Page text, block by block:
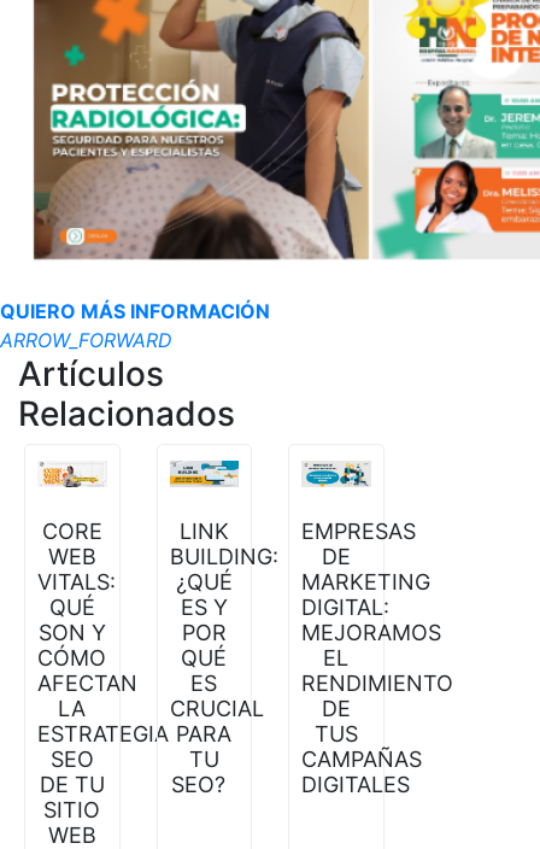
QUIERO MÁS INFORMACIÓN
ARROW_FORWARD
Artículos
Relacionados
CORE
WEB
VITALS:
QUÉ
SON Y
CÓMO
AFECTAN
LA
ESTRATEGIA
SEO
DE TU
SITIO
WEB
LINK
BUILDING:
¿QUÉ
ES Y
POR
QUÉ
ES
CRUCIAL
PARA
TU
SEO?
EMPRESAS
DE
MARKETING
DIGITAL:
MEJORAMOS
EL
RENDIMIENTO
DE
TUS
CAMPAÑAS
DIGITALES